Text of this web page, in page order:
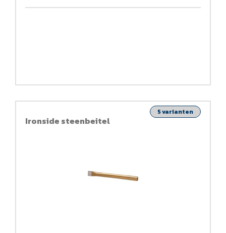
Ironside steenbeitel
5 varianten